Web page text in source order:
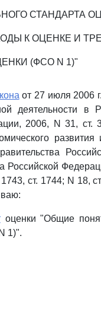
СТАНДАРТА
К ОЦЕНКЕ И
(ФСО N 1)"
от 27 июля 2006
деятельности в
2006, N 31, ст.
развития
Российской
ст. 1744; N 18,
оценки "Общие
1)".